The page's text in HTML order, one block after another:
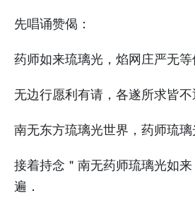
先唱诵赞偈：
药师如来琉璃光，焰网庄严无等
无边行愿利有请，各遂所求皆不
南无东方琉璃光世界，药师琉璃
接着持念＂南无药师琉璃光如
遍．